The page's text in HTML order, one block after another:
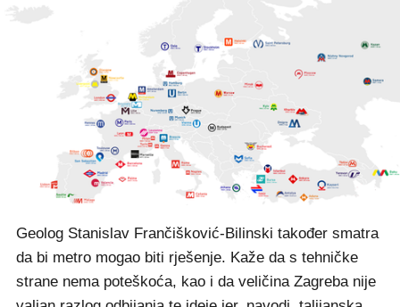
Geolog Stanislav Frančišković-Bilinski također smatra
da bi metro mogao biti rješenje. Kaže da s tehničke
strane nema poteškoća, kao i da veličina Zagreba nije